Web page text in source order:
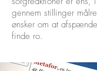
gennem stillinger
ønsker om at
finde ro.